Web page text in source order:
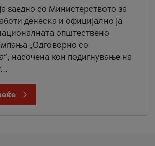
заедно со Министерството за
денеска и официјално ја
општествено
„Одговорно со
насочена кон подигнување на